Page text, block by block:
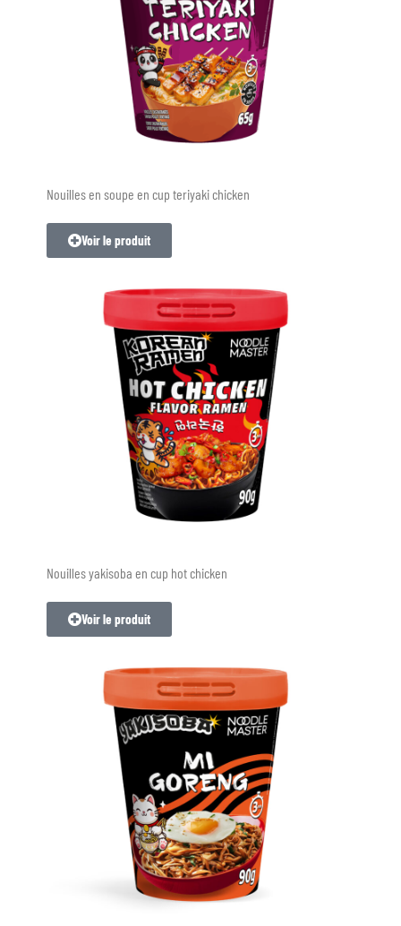
Nouilles en soupe en cup teriyaki chicken
Voir le produit
Nouilles yakisoba en cup hot chicken
Voir le produit